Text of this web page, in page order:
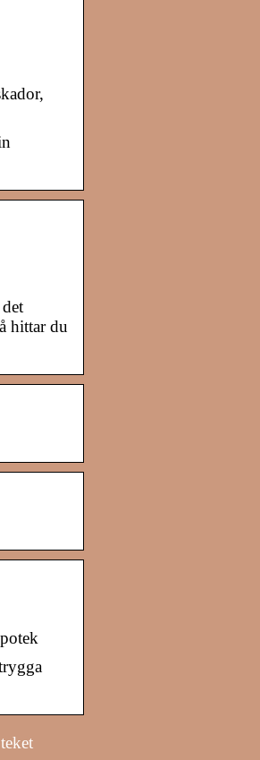
hittar du